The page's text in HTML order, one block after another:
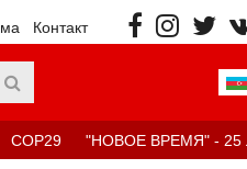
Контакт
COP29 "НОВОЕ ВРЕМЯ" - 25